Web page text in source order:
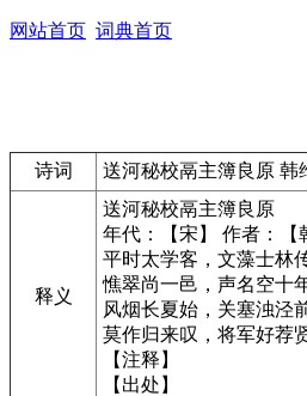
网站首页 词典首页
诗词 送河秘校鬲主簿良原 韩
释义
送河秘校鬲主簿良原
年代：【宋】 作者：【
平时太学客，文藻士林传
憔翠尚一邑，声名空十年
风烟长夏始，关塞浊泾
莫作归来叹，将军好荐贤
【注释】
【出处】